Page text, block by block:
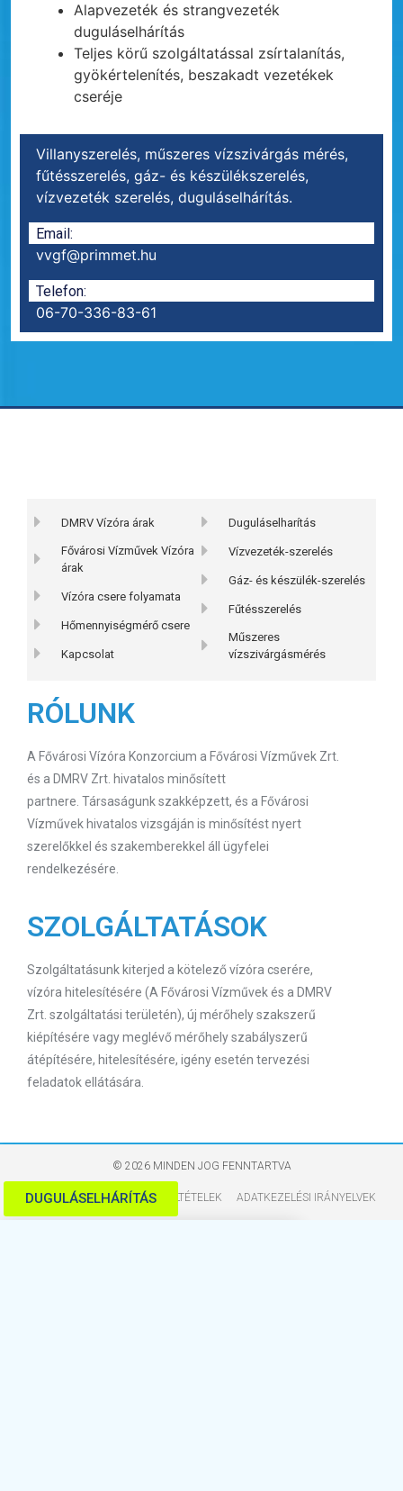
Alapvezeték és strangvezeték
duguláselhárítás
Teljes körű szolgáltatással zsírtalanítás,
gyökértelenítés, beszakadt vezetékek
cseréje
Villanyszerelés, műszeres vízszivárgás mérés,
fűtésszerelés, gáz- és készülékszerelés,
vízvezeték szerelés, duguláselhárítás.
Email:
vvgf@primmet.hu
Telefon:
06-70-336-83-61
DUGULÁSELHÁRÍTÁS
DMRV Vízóra árak
Fővárosi Vízművek Vízóra
árak
Vízóra csere folyamata
Hőmennyiségmérő csere
Kapcsolat
Duguláselharítás
Vízvezeték-szerelés
Gáz- és készülék-szerelés
Fűtésszerelés
Műszeres
vízszivárgásmérés
RÓLUNK
A Fővárosi Vízóra Konzorcium a Fővárosi Vízművek Zrt.
és a DMRV Zrt. hivatalos minősített
partnere. Társaságunk szakképzett, és a Fővárosi
Vízművek hivatalos vizsgáján is minősítést nyert
szerelőkkel és szakemberekkel áll ügyfelei
rendelkezésére.
SZOLGÁLTATÁSOK
Szolgáltatásunk kiterjed a kötelező vízóra cserére,
vízóra hitelesítésére (A Fővárosi Vízművek és a DMRV
Zrt. szolgáltatási területén), új mérőhely szakszerű
kiépítésére vagy meglévő mérőhely szabályszerű
átépítésére, hitelesítésére, igény esetén tervezési
feladatok ellátására.
© 2026 MINDEN JOG FENNTARTVA
ÁLTALÁNOS SZERZŐDÉSI FELTÉTELEK ADATKEZELÉSI IRÁNYELVEK